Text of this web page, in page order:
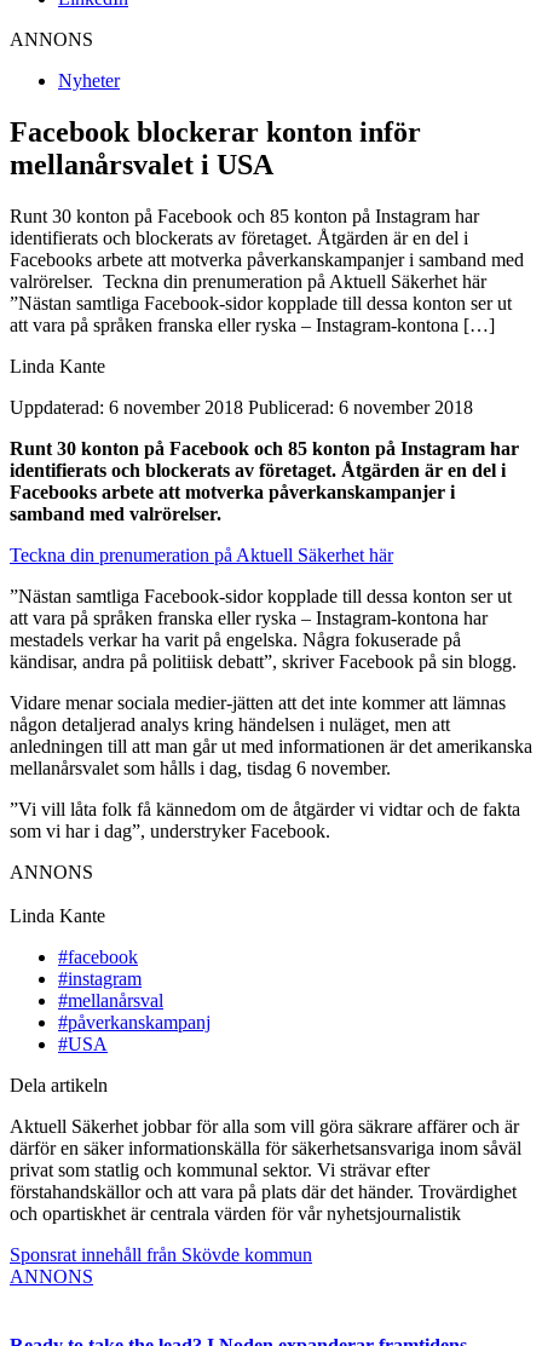
ANNONS
Nyheter
Facebook blockerar konton inför
mellanårsvalet i USA
Runt 30 konton på Facebook och 85 konton på Instagram har
identifierats och blockerats av företaget. Åtgärden är en del i
Facebooks arbete att motverka påverkanskampanjer i samband med
valrörelser. Teckna din prenumeration på Aktuell Säkerhet här
”Nästan samtliga Facebook-sidor kopplade till dessa konton ser ut
att vara på språken franska eller ryska – Instagram-kontona […]
Linda Kante
Uppdaterad: 6 november 2018 Publicerad: 6 november 2018
Runt 30 konton på Facebook och 85 konton på Instagram har
identifierats och blockerats av företaget. Åtgärden är en del i
Facebooks arbete att motverka påverkanskampanjer i
samband med valrörelser.
Teckna din prenumeration på Aktuell Säkerhet här
”Nästan samtliga Facebook-sidor kopplade till dessa konton ser ut
att vara på språken franska eller ryska – Instagram-kontona har
mestadels verkar ha varit på engelska. Några fokuserade på
kändisar, andra på politiisk debatt”, skriver Facebook på sin blogg.
Vidare menar sociala medier-jätten att det inte kommer att lämnas
någon detaljerad analys kring händelsen i nuläget, men att
anledningen till att man går ut med informationen är det amerikanska
mellanårsvalet som hålls i dag, tisdag 6 november.
”Vi vill låta folk få kännedom om de åtgärder vi vidtar och de fakta
som vi har i dag”, understryker Facebook.
ANNONS
Linda Kante
#facebook
#instagram
#mellanårsval
#påverkanskampanj
#USA
Dela artikeln
Aktuell Säkerhet jobbar för alla som vill göra säkrare affärer och är
därför en säker informationskälla för säkerhetsansvariga inom såväl
privat som statlig och kommunal sektor. Vi strävar efter
förstahandskällor och att vara på plats där det händer. Trovärdighet
och opartiskhet är centrala värden för vår nyhetsjournalistik
Sponsrat innehåll från Skövde kommun
ANNONS